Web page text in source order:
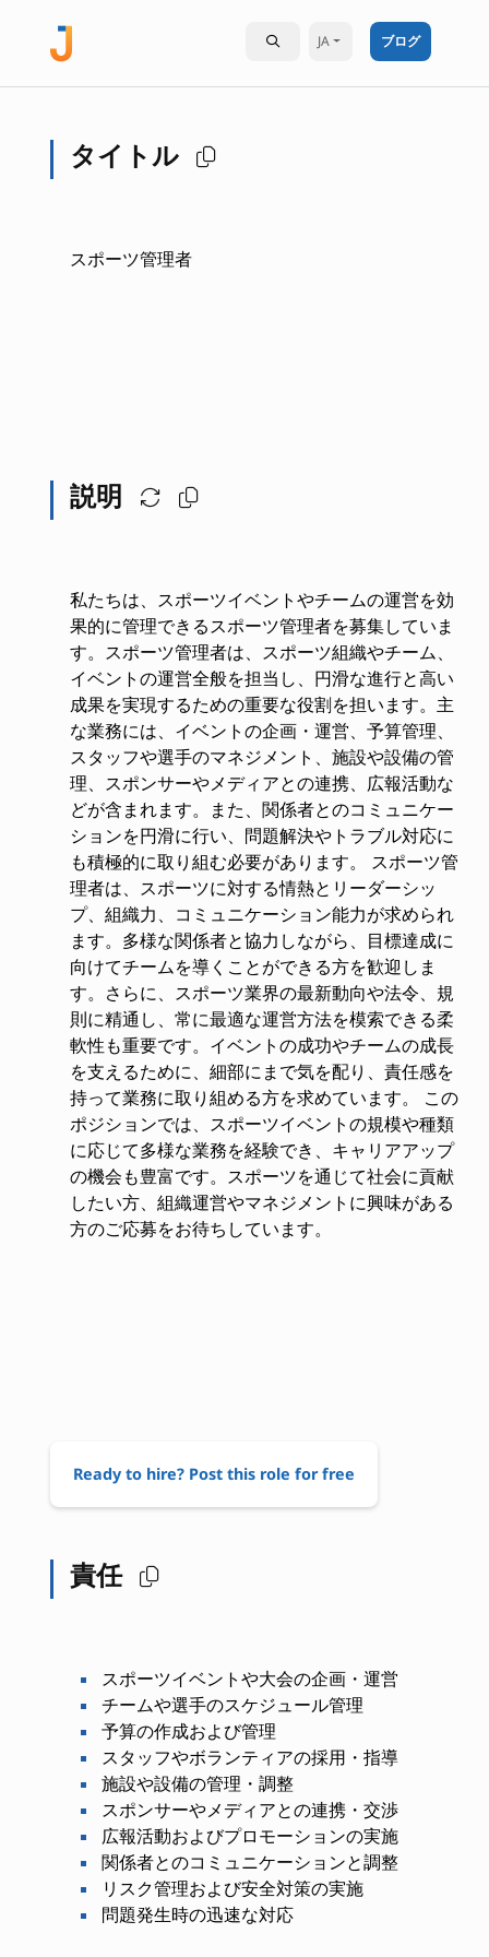
JA ブログ
タイトル
スポーツ管理者
説明
私たちは、スポーツイベントやチームの運営を効
果的に管理できるスポーツ管理者を募集していま
す。スポーツ管理者は、スポーツ組織やチーム、
イベントの運営全般を担当し、円滑な進行と高い
成果を実現するための重要な役割を担います。主
な業務には、イベントの企画・運営、予算管理、
スタッフや選手のマネジメント、施設や設備の管
理、スポンサーやメディアとの連携、広報活動な
どが含まれます。また、関係者とのコミュニケー
ションを円滑に行い、問題解決やトラブル対応に
も積極的に取り組む必要があります。 スポーツ管
理者は、スポーツに対する情熱とリーダーシッ
プ、組織力、コミュニケーション能力が求められ
ます。多様な関係者と協力しながら、目標達成に
向けてチームを導くことができる方を歓迎しま
す。さらに、スポーツ業界の最新動向や法令、規
則に精通し、常に最適な運営方法を模索できる柔
軟性も重要です。イベントの成功やチームの成長
を支えるために、細部にまで気を配り、責任感を
持って業務に取り組める方を求めています。 この
ポジションでは、スポーツイベントの規模や種類
に応じて多様な業務を経験でき、キャリアアップ
の機会も豊富です。スポーツを通じて社会に貢献
したい方、組織運営やマネジメントに興味がある
方のご応募をお待ちしています。
Ready to hire? Post this role for free
責任
スポーツイベントや大会の企画・運営
チームや選手のスケジュール管理
予算の作成および管理
スタッフやボランティアの採用・指導
施設や設備の管理・調整
スポンサーやメディアとの連携・交渉
広報活動およびプロモーションの実施
関係者とのコミュニケーションと調整
リスク管理および安全対策の実施
問題発生時の迅速な対応